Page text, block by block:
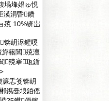
堝埄娼ゅ悓
渶涓昏鐨
殑 10%锛岀
锛岄浕鍟嗘
簵閶殑澶
殑搴瓨鍎
忎笅锛岄
鎸戞埌銆傜